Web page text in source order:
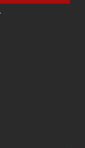
de Pilhas e
a